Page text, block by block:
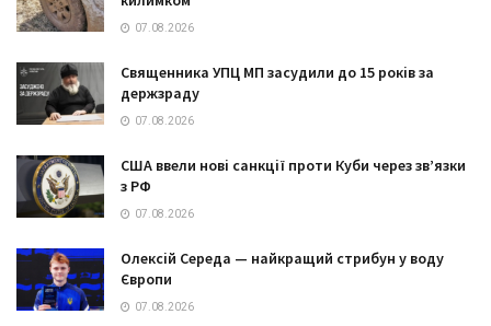
07.08.2026
Священника УПЦ МП засудили до 15 років за
держзраду
07.08.2026
США ввели нові санкції проти Куби через зв’язки
з РФ
07.08.2026
Олексій Середа — найкращий стрибун у воду
Європи
07.08.2026